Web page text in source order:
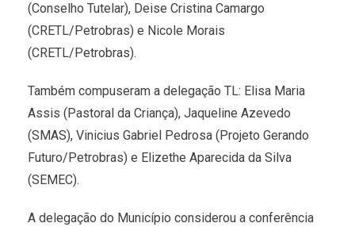
(Conselho Tutelar), Deise Cristina Camargo
(CRETL/Petrobras) e Nicole Morais
(CRETL/Petrobras).
Também compuseram a delegação TL: Elisa Maria
Assis (Pastoral da Criança), Jaqueline Azevedo
(SMAS), Vinicius Gabriel Pedrosa (Projeto Gerando
Futuro/Petrobras) e Elizethe Aparecida da Silva
(SEMEC).
A delegação do Município considerou a conferência